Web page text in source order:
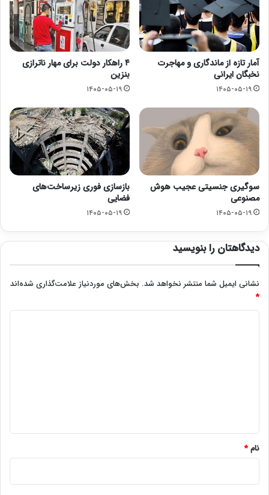
آمار تازه از ماندگاری و مهاجرت
نخبگان ایرانی
۱۴۰۵-۰۵-۱۹
۴ راهکار دولت برای مهار ناترازی
بنزین
۱۴۰۵-۰۵-۱۹
سوگیری جنسیتی عجیب هوش
مصنوعی
۱۴۰۵-۰۵-۱۹
بازسازی فوری زیرساخت‌های
فضایی
۱۴۰۵-۰۵-۱۹
دیدگاهتان را بنویسید
نشانی ایمیل شما منتشر نخواهد شد. بخش‌های موردنیاز علامت‌گذاری شده‌اند
*
نام*